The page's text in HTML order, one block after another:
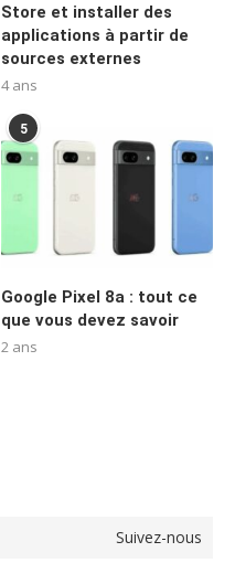
Store et installer des
applications à partir de
sources externes
4 ans
5
Google Pixel 8a : tout ce
que vous devez savoir
2 ans
Suivez-nous